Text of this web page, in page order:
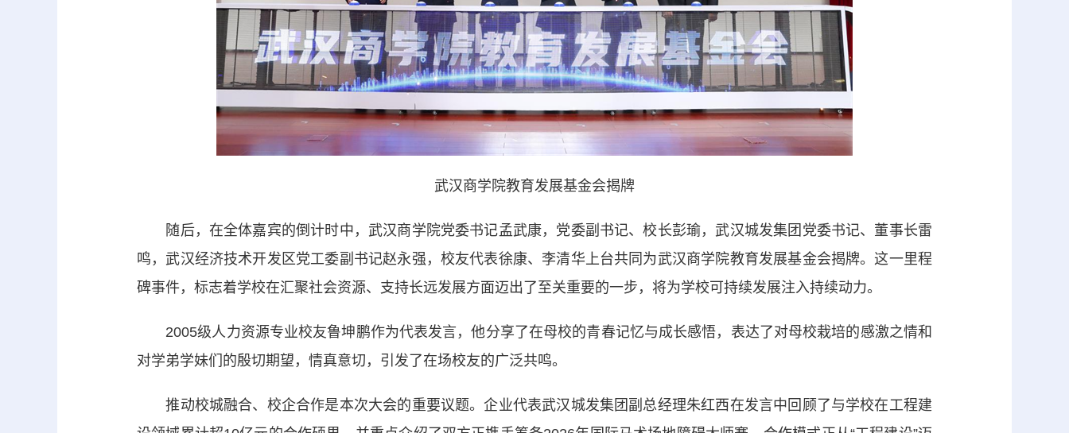
武汉商学院教育发展基金会揭牌
随后，在全体嘉宾的倒计时中，武汉商学院党委书记孟武康，党委副书记、校长彭瑜，武汉城发集团党委书记、董事长雷
鸣，武汉经济技术开发区党工委副书记赵永强，校友代表徐康、李清华上台共同为武汉商学院教育发展基金会揭牌。这一里程
碑事件，标志着学校在汇聚社会资源、支持长远发展方面迈出了至关重要的一步，将为学校可持续发展注入持续动力。
2005级人力资源专业校友鲁坤鹏作为代表发言，他分享了在母校的青春记忆与成长感悟，表达了对母校栽培的感激之情和
对学弟学妹们的殷切期望，情真意切，引发了在场校友的广泛共鸣。
推动校城融合、校企合作是本次大会的重要议题。企业代表武汉城发集团副总经理朱红西在发言中回顾了与学校在工程建